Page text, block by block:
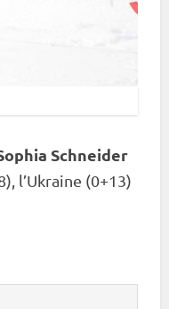
Schneider
l’Ukraine (0+13)